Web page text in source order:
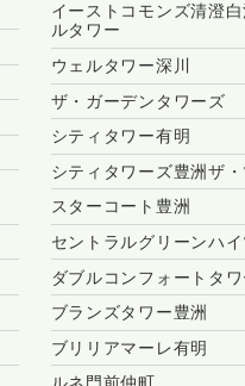
イーストコモンズ清澄
ルタワー
ウェルタワー深川
ザ・ガーデンタワーズ
シティタワー有明
シティタワーズ豊洲ザ
スターコート豊洲
セントラルグリーンハイ
ダブルコンフォートタ
ブランズタワー豊洲
ブリリアマーレ有明